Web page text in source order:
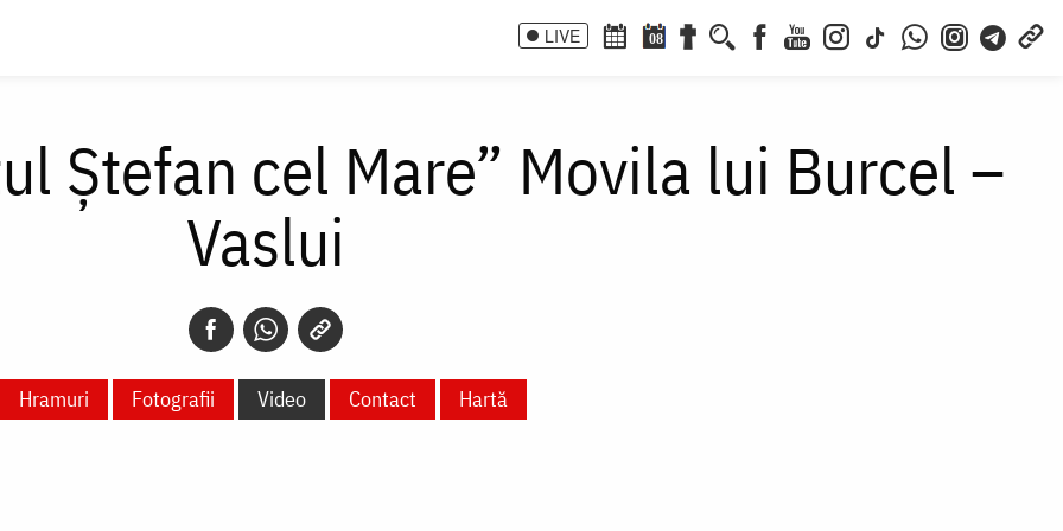
LIVE 08
Ștefan cel Mare” Movila lui Burcel –
Vaslui
Hramuri Fotografii Video Contact Hartă